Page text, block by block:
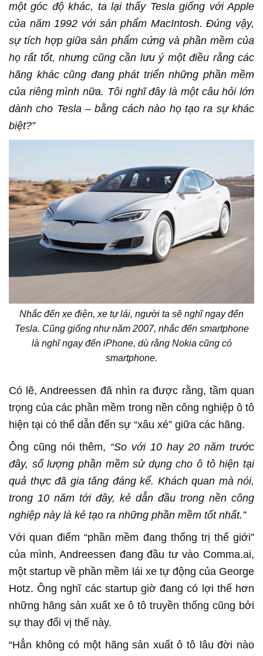
một góc độ khác, ta lại thấy Tesla giống với Apple
của năm 1992 với sản phẩm MacIntosh. Đúng vậy,
sự tích hợp giữa sản phẩm cứng và phần mềm của
họ rất tốt, nhưng cũng cần lưu ý một điều rằng các
hãng khác cũng đang phát triển những phần mềm
của riêng mình nữa. Tôi nghĩ đây là một câu hỏi lớn
dành cho Tesla – bằng cách nào họ tạo ra sự khác
biệt?”
Nhắc đến xe điện, xe tự lái, người ta sẽ nghĩ ngay đến
Tesla. Cũng giống như năm 2007, nhắc đến smartphone
là nghĩ ngay đến iPhone, dù rằng Nokia cũng có
smartphone.
Có lẽ, Andreessen đã nhìn ra được rằng, tầm quan
trọng của các phần mềm trong nền công nghiệp ô tô
hiện tại có thể dẫn đến sự “xâu xé” giữa các hãng.
Ông cũng nói thêm, “So với 10 hay 20 năm trước
đây, số lượng phần mềm sử dụng cho ô tô hiện tại
quả thực đã gia tăng đáng kể. Khách quan mà nói,
trong 10 năm tới đây, kẻ dẫn đầu trong nền công
nghiệp này là kẻ tạo ra những phần mềm tốt nhất.”
Với quan điểm “phần mềm đang thống trị thế giới”
của mình, Andreessen đang đầu tư vào Comma.ai,
một startup về phần mềm lái xe tự động của George
Hotz. Ông nghĩ các startup giờ đang có lợi thế hơn
những hãng sản xuất xe ô tô truyền thống cũng bởi
sự thay đổi vị thế này.
“Hẳn không có một hãng sản xuất ô tô lâu đời nào